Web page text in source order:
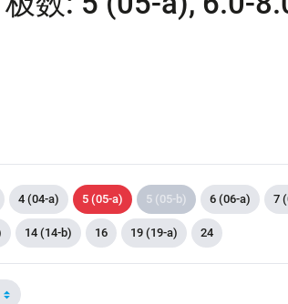
4 (04-a) 5 (05-a) 5 (05-b) 6 (06-a) 7
14 (14-b) 16 19 (19-a) 24